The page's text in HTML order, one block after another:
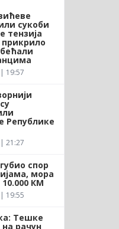
сукоби
тензија
19:57
Републике
21:27
спор
мора
КМ
19:55
Тешке
рачун